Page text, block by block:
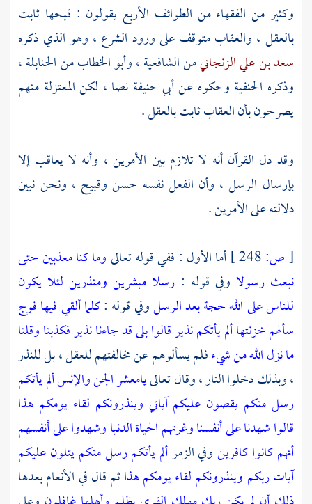
وكثير من الفقهاء من الطوائف الأربع يقولون : قبحها ثابت
بالعقل ، والعقاب متوقف على ورود الشرع ، وهو الذي ذكره
سعد بن علي الزنجانيمن الشافعية ،وأبو الخطابمن الحنابلة ،
وذكره الحنفية وحكوه عنأبي حنيفة نصا ، لكنالمعتزلة منهم
يصرحون بأن العقاب ثابت بالعقل .
وقد دل القرآن أنه لا تلازم بين الأمرين ، وأنه لا يعاقب إلا
بإرسال الرسل ، وأن الفعل نفسه حسن وقبيح ، ونحن نبين
دلالته على الأمرين .
[ص: أما الأول : ففي قوله تعالىوما كنا معذبين حتى
نبعث رسولا وفي قوله : رسلا مبشرين ومنذرين لئلا يكون
للناس على الله حجة بعد الرسلوفي قوله :كلما ألقي فيها فوج
سألهم خزنتها ألم يأتكم نذير قالوا بلى قد جاءنا نذير فكذبنا وقلنا
ما نزل الله من شيءفلم يسألوهم عن مخالفتهم للعقل ، بل للنذر
، وبذلك دخلوا النار ، وقال تعالىيامعشر الجن والإنس ألم يأتكم
رسل منكم يقصون عليكم آياتي وينذرونكم لقاء يومكم هذا
قالوا شهدنا على أنفسنا وغرتهم الحياة الدنيا وشهدوا على أنفسهم
أنهم كانوا كافرينوفي الزمرألم يأتكم رسل منكم يتلون عليكم
آيات ربكم وينذرونكم لقاء يومكم هذاثم قال في الأنعام بعدها